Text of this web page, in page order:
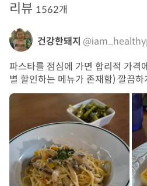
리뷰 1562개
건강한돼지
파스타를 점심에 가면 합리적 가격
별 할인하는 메뉴가 존재함) 깔끔